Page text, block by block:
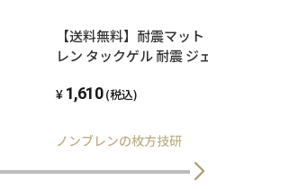
【送料無料】耐震マット 10x10cm
レン タックゲル 耐震 ジェル 地震 転
ェル テレビ転倒防止 転倒防止 冷蔵庫
1,610 (税込)
ノンブレンの枚方技研